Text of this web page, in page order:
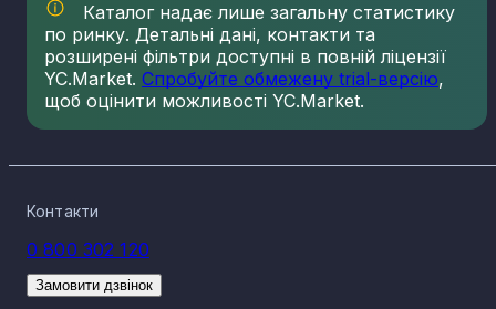
Каталог надає лише загальну статистику
по ринку. Детальні дані, контакти та
розширені фільтри доступні в повній ліцензії
YC.Market. Спробуйте обмежену trial-версію,
щоб оцінити можливості YC.Market.
Контакти
0 800 302 120
Замовити дзвінок